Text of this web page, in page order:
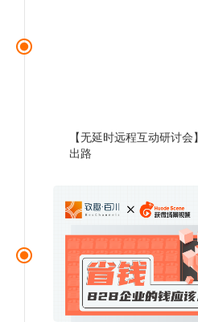
【无延时远程互动研讨
出路